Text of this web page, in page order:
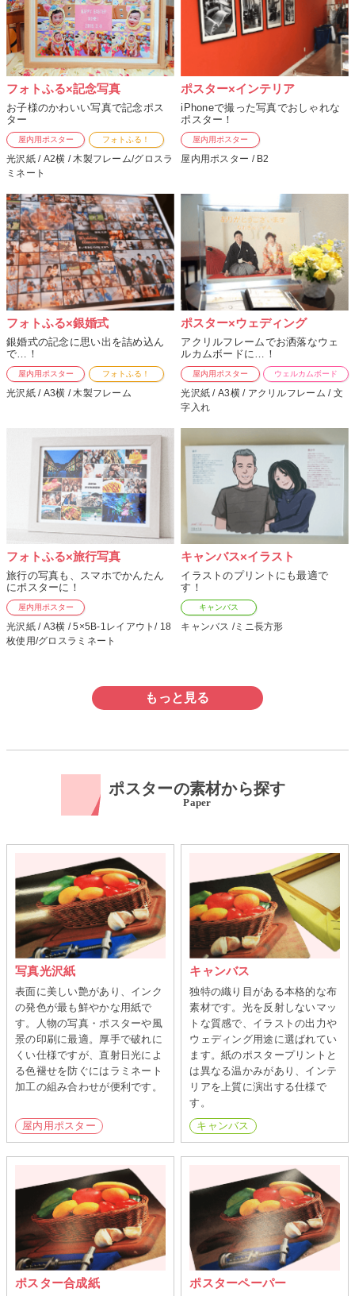
フォトふる×記念写真
お子様のかわいい写真で記念ポス
ター
屋内用ポスター フォトふる！
光沢紙 / A2横 / 木製フレーム/グロスラ
ミネート
ポスター×インテリア
iPhoneで撮った写真でおしゃれな
ポスター！
屋内用ポスター
屋内用ポスター / B2
フォトふる×銀婚式
銀婚式の記念に思い出を詰め込ん
で…！
屋内用ポスター フォトふる！
光沢紙 / A3横 / 木製フレーム
ポスター×ウェディング
アクリルフレームでお洒落なウェ
ルカムボードに…！
屋内用ポスター ウェルカムボード
光沢紙 / A3横 / アクリルフレーム / 文
字入れ
フォトふる×旅行写真
旅行の写真も、スマホでかんたん
にポスターに！
屋内用ポスター
光沢紙 / A3横 / 5×5B-1レイアウト/ 18
枚使用/グロスラミネート
キャンバス×イラスト
イラストのプリントにも最適で
す！
キャンバス
キャンバス /ミニ長方形
もっと見る
ポスターの素材から探す
Paper
写真光沢紙
表面に美しい艶があり、インク
の発色が最も鮮やかな用紙で
す。人物の写真・ポスターや風
景の印刷に最適。厚手で破れに
くい仕様ですが、直射日光によ
る色褪せを防ぐにはラミネート
加工の組み合わせが便利です。
屋内用ポスター
キャンバス
独特の織り目がある本格的な布
素材です。光を反射しないマッ
トな質感で、イラストの出力や
ウェディング用途に選ばれてい
ます。紙のポスタープリントと
は異なる温かみがあり、インテ
リアを上質に演出する仕様で
す。
キャンバス
ポスター合成紙 ポスターペーパー